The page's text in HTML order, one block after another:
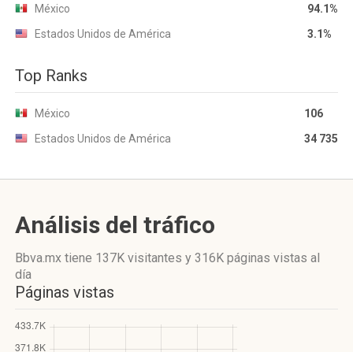
México
94.1%
Estados Unidos de América
3.1%
Top Ranks
México
106
Estados Unidos de América
34 735
Análisis del tráfico
Bbva.mx tiene 137K visitantes y 316K páginas vistas al
día
Páginas vistas